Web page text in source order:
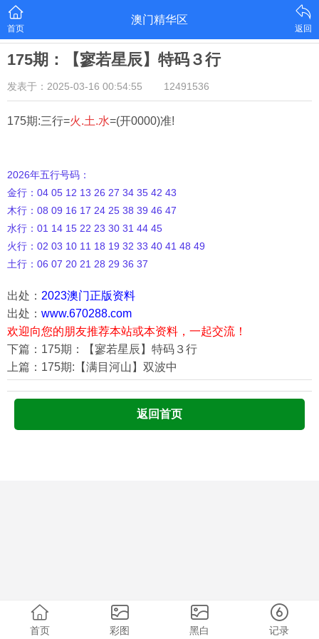
首页
澳门精华区
返回
175期：【寥若星辰】特码３行
发表于：2025-03-16 00:54:55 12491536
175期:三行=火.土.水=(开0000)准!
2026年五行号码：
金行：04 05 12 13 26 27 34 35 42 43
木行：08 09 16 17 24 25 38 39 46 47
水行：01 14 15 22 23 30 31 44 45
火行：02 03 10 11 18 19 32 33 40 41 48 49
土行：06 07 20 21 28 29 36 37
出处： 2023澳门正版资料
出处： www.670288.com
欢迎向您的朋友推荐本站或本资料，一起交流！
下篇：175期：【寥若星辰】特码３行
上篇：175期:【满目河山】双波中
返回首页
首页 彩图 黑白 记录